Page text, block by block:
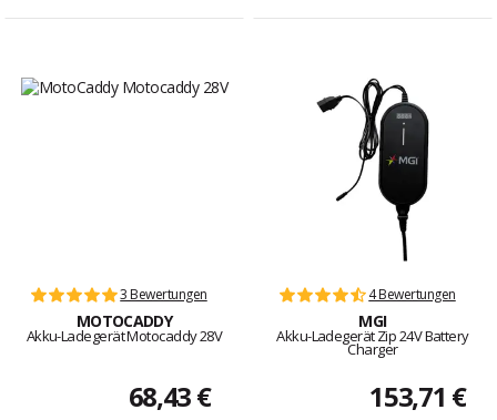
3 Bewertungen
MOTOCADDY
Akku-Ladegerät Motocaddy 28V
68,43 €
4 Bewertungen
MGI
Akku-Ladegerät Zip 24V Battery
Charger
153,71 €